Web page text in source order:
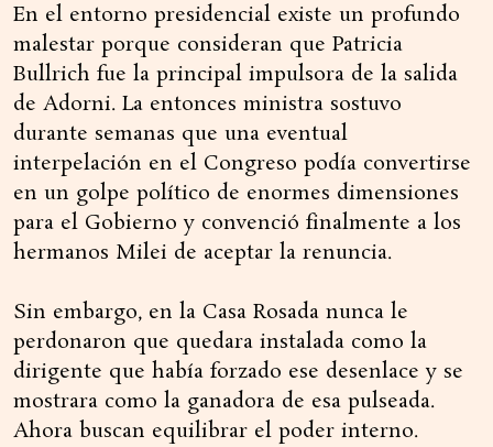
En el entorno presidencial existe un profundo
malestar porque consideran que Patricia
Bullrich fue la principal impulsora de la salida
de Adorni. La entonces ministra sostuvo
durante semanas que una eventual
interpelación en el Congreso podía convertirse
en un golpe político de enormes dimensiones
para el Gobierno y convenció finalmente a los
hermanos Milei de aceptar la renuncia.
Sin embargo, en la Casa Rosada nunca le
perdonaron que quedara instalada como la
dirigente que había forzado ese desenlace y se
mostrara como la ganadora de esa pulseada.
Ahora buscan equilibrar el poder interno.